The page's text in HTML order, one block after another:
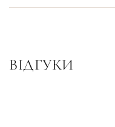
ВІДГУКИ